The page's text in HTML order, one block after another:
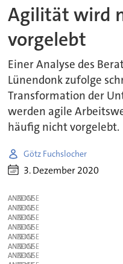
Agilität wird
vorgelebt
Einer Analyse des
Lünendonk zufolge
Transformation der
werden agile
häufig nicht vorgelebt.
Götz Fuchslocher
3. Dezember 2020
ANZEIGE
ANZEIGE
ANZEIGE
ANZEIGE
ANZEIGE
ANZEIGE
ANZEIGE